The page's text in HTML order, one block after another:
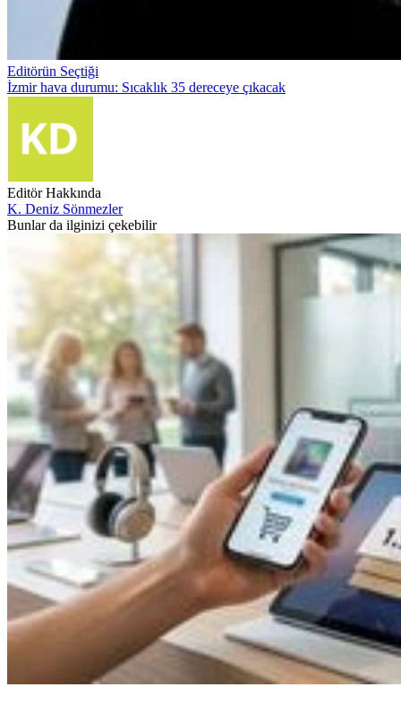
Editörün Seçtiği
İzmir hava durumu: Sıcaklık 35 dereceye çıkacak
Editör Hakkında
K. Deniz Sönmezler
Bunlar da ilginizi çekebilir